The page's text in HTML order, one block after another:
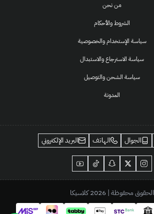
من نحن
الشروط والأحكام
سياسة الإستخدام والخصوصية
سياسة الاسترجاع والاستبدال
سياسة الشحن والتوصيل
المدونة
الجوال الهاتف البريد الإلكتروني
الحقوق محفوظة | 2026 كلاسيكا